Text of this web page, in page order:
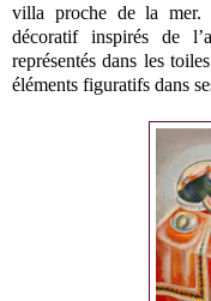
villa proche de la mer.
décoratif inspirés de
représentés dans les
éléments figuratifs dans